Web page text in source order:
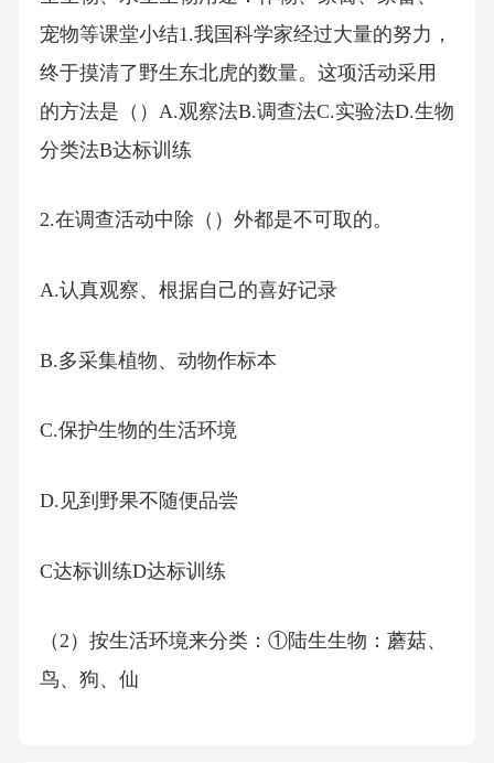
宠物等课堂小结1.我国科学家经过大量的努力，
终于摸清了野生东北虎的数量。这项活动采用
的方法是（）A.观察法B.调查法C.实验法D.生物
分类法B达标训练
2.在调查活动中除（）外都是不可取的。
A.认真观察、根据自己的喜好记录
B.多采集植物、动物作标本
C.保护生物的生活环境
D.见到野果不随便品尝
C达标训练D达标训练
（2）按生活环境来分类：①陆生生物：蘑菇、
鸟、狗、仙